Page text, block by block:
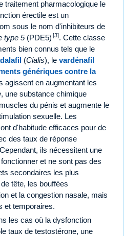
traitement pharmacologique le
érectile est un
sous le nom d'inhibiteurs de
type 5(PDE5) [3]. Cette classe
bien connus tels que le
(Cialis), le vardénafil
génériques contre la
agissent en augmentant les
, une substance chimique
du pénis et augmente le
sexuelle. Les
d'habitude efficaces pour de
des taux de réponse
ils nécessitent une
et ne sont pas des
secondaires les plus
tête, les bouffées
et la congestion nasale, mais
et temporaires.
les cas où la dysfonction
taux de testostérone, une